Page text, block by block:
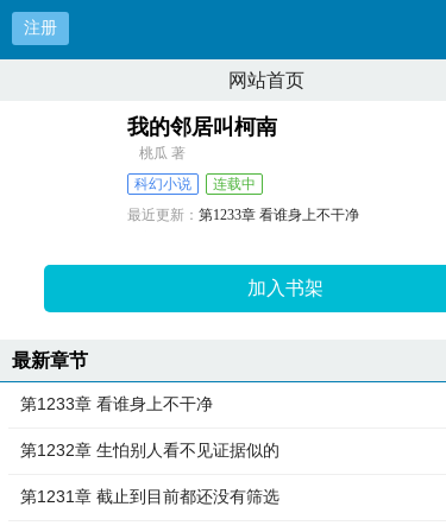
注册
网站首页
我的邻居叫柯南
桃瓜 著
科幻小说
连载中
最近更新： 第1233章 看谁身上不干净
加入书架
最新章节
第1233章 看谁身上不干净
第1232章 生怕别人看不见证据似的
第1231章 截止到目前都还没有筛选